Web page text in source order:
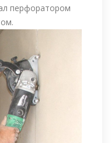
перфоратором